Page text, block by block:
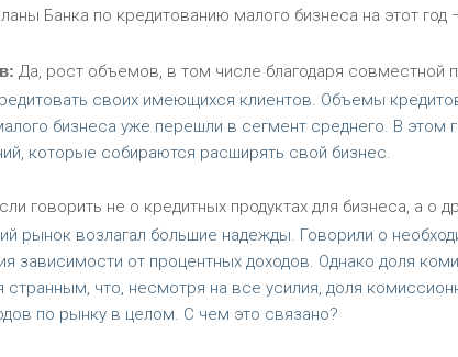
Банка по кредитованию малого бизнеса на этот
Да, рост объемов, в том числе благодаря
своих имеющихся клиентов. Объемы
бизнеса уже перешли в сегмент среднего. В этом
которые собираются расширять свой бизнес.
говорить не о кредитных продуктах для бизнеса, а о
рынок возлагал большие надежды. Говорили о
зависимости от процентных доходов. Однако доля
странным, что, несмотря на все усилия, доля
по рынку в целом. С чем это связано?